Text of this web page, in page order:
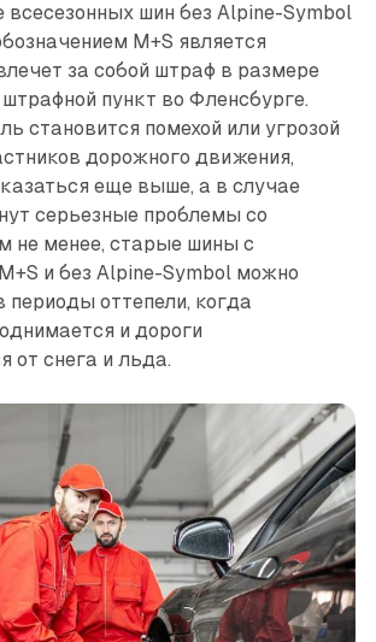
всесезонных шин без Alpine-Symbol
M+S является
за собой штраф в размере
пункт во Фленсбурге.
становится помехой или угрозой
дорожного движения,
еще выше, а в случае
серьезные проблемы со
не менее, старые шины с
и без Alpine-Symbol можно
периоды оттепели, когда
и дороги
от снега и льда.